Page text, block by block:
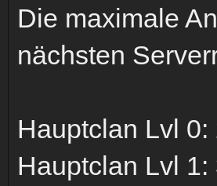
Die maximale
nächsten
Hauptclan Lvl 0:
Hauptclan Lvl 1: